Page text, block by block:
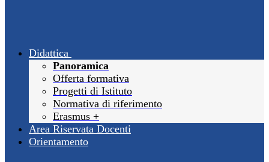
Didattica
Panoramica
Offerta formativa
Progetti di Istituto
Normativa di riferimento
Erasmus +
Area Riservata Docenti
Orientamento